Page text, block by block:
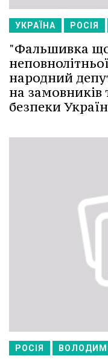
УКРАЇНА РОСІЯ
"Фальшивка
народний
на замовників
безпеки
РОСІЯ